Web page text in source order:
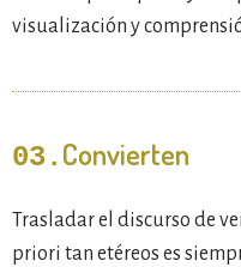
visualización y
03. Convierten
Trasladar el discurso de
priori tan etéreos es